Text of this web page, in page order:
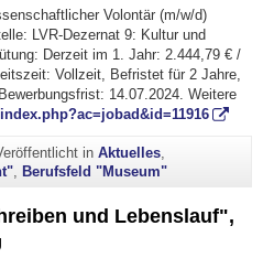
Volontär (m/w/d)
LVR-Dezernat 9: Kultur und
Derzeit im 1. Jahr: 2.444,79 € /
Vollzeit, Befristet für 2 Jahre,
14.07.2024. Weitere
in Aktuelles,
, Berufsfeld "Museum"
und Lebenslauf",